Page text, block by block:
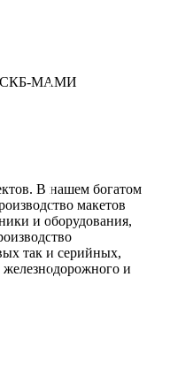
СКБ-МАМИ
В нашем богатом
макетов
и оборудования,
так и серийных,
железнодорожного и